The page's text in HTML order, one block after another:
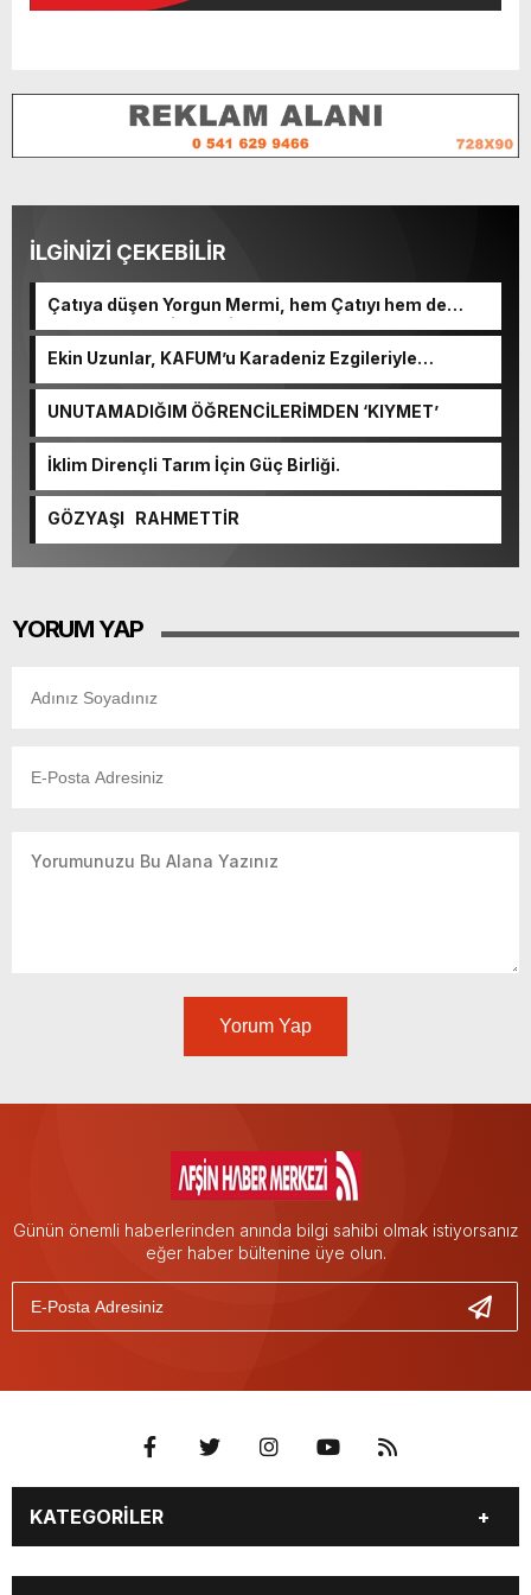
İLGİNİZİ ÇEKEBİLİR
Çatıya düşen Yorgun Mermi, hem Çatıyı hem de
Kulplu Tası delip geçti.
Ekin Uzunlar, KAFUM’u Karadeniz Ezgileriyle
UNUTAMADIĞIM ÖĞRENCİLERİMDEN ‘KIYMET’
İklim Dirençli Tarım İçin Güç Birliği.
GÖZYAŞI RAHMETTİR
YORUM YAP
Yorum Yap
Günün önemli haberlerinden anında bilgi sahibi olmak istiyorsanız
eğer haber bültenine üye olun.
KATEGORİLER
EĞİTİM EKONOMİ